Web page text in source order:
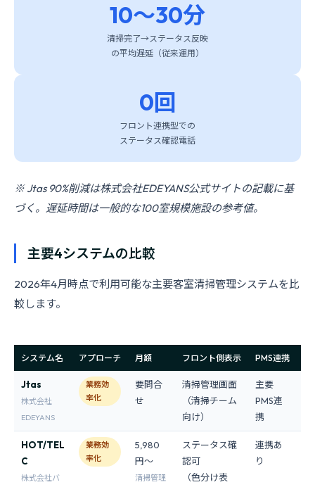
10〜30分
清掃完了→ステータス反映
の平均遅延（従来運用）
0回
フロント連携型での
ステータス確認電話
※ Jtas 90%削減は株式会社EDEYANS公式サイトの記載に基
づく。遅延時間は一般的な100室規模施設の参考値。
主要4システムの比較
2026年4月時点で利用可能な主要客室清掃管理システムを比
較します。
システム名 アプローチ 月額 フロント側表示 PMS連携
Jtas
株式会社
EDEYANS
業務効
率化
要問合
せ
清掃管理画面
（清掃チーム
向け）
主要
PMS連
携
HOT/TEL
C
株式会社バ
業務効
率化
5,980
円〜
清掃管理
ステータス確
認可
（色分け表
連携あ
り